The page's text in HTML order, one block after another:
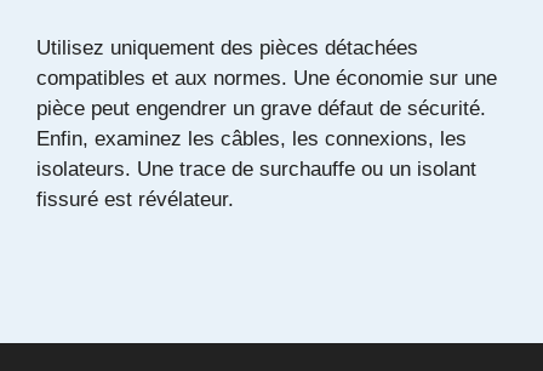
Utilisez uniquement des pièces détachées
compatibles et aux normes. Une économie sur une
pièce peut engendrer un grave défaut de sécurité.
Enfin, examinez les câbles, les connexions, les
isolateurs. Une trace de surchauffe ou un isolant
fissuré est révélateur.